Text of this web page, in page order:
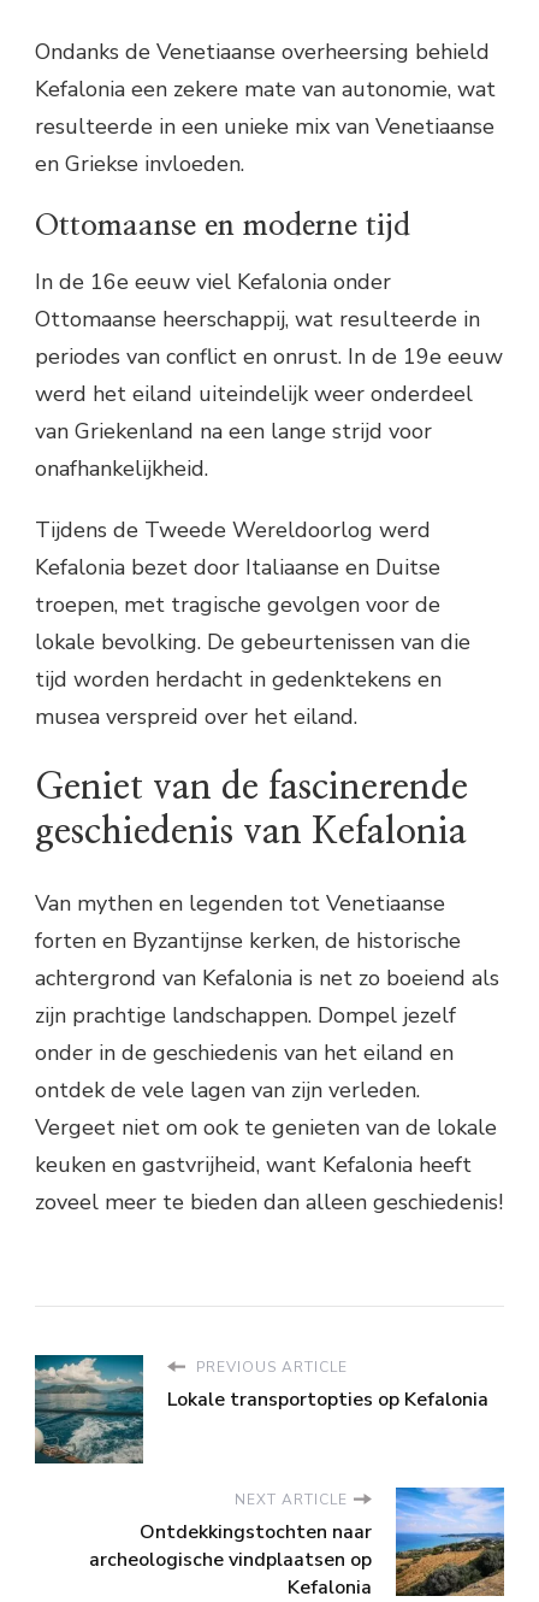
Ondanks de Venetiaanse overheersing behield
Kefalonia een zekere mate van autonomie, wat
resulteerde in een unieke mix van Venetiaanse
en Griekse invloeden.
Ottomaanse en moderne tijd
In de 16e eeuw viel Kefalonia onder
Ottomaanse heerschappij, wat resulteerde in
periodes van conflict en onrust. In de 19e eeuw
werd het eiland uiteindelijk weer onderdeel
van Griekenland na een lange strijd voor
onafhankelijkheid.
Tijdens de Tweede Wereldoorlog werd
Kefalonia bezet door Italiaanse en Duitse
troepen, met tragische gevolgen voor de
lokale bevolking. De gebeurtenissen van die
tijd worden herdacht in gedenktekens en
musea verspreid over het eiland.
Geniet van de fascinerende
geschiedenis van Kefalonia
Van mythen en legenden tot Venetiaanse
forten en Byzantijnse kerken, de historische
achtergrond van Kefalonia is net zo boeiend als
zijn prachtige landschappen. Dompel jezelf
onder in de geschiedenis van het eiland en
ontdek de vele lagen van zijn verleden.
Vergeet niet om ook te genieten van de lokale
keuken en gastvrijheid, want Kefalonia heeft
zoveel meer te bieden dan alleen geschiedenis!
PREVIOUS ARTICLE
Lokale transportopties op Kefalonia
NEXT ARTICLE
Ontdekkingstochten naar
archeologische vindplaatsen op
Kefalonia